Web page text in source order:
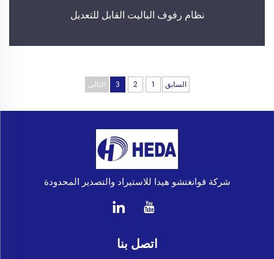
نظام رفوف الباليت القابل للتعديل
السابق 1
2
3 التالي
شركة قوانغتشو هيدا للاستيراد والتصدير المحدودة
اتصل بنا